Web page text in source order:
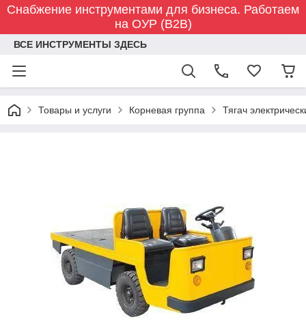
Снабжение инструментами для бизнеса. Работаем
на ОУР (B2B)
ВСЕ ИНСТРУМЕНТЫ ЗДЕСЬ
Товары и услуги Корневая группа Тягач